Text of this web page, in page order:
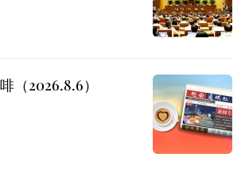
（2026.8.6）